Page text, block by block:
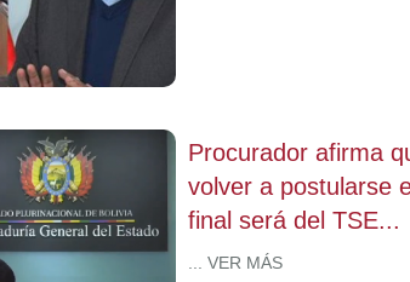
Procurador afirma
volver a postularse
final será del TSE...
... VER MÁS